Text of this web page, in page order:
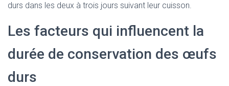
durs dans les deux à trois jours suivant leur cuisson.
Les facteurs qui influencent la
durée de conservation des œufs
durs